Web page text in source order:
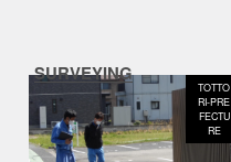
SURVEYING
TOTTO
RI-PRE
FECTU
RE